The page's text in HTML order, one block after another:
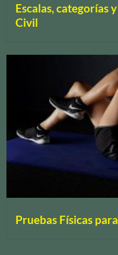
Escalas, categorías
Civil
Pruebas Físicas